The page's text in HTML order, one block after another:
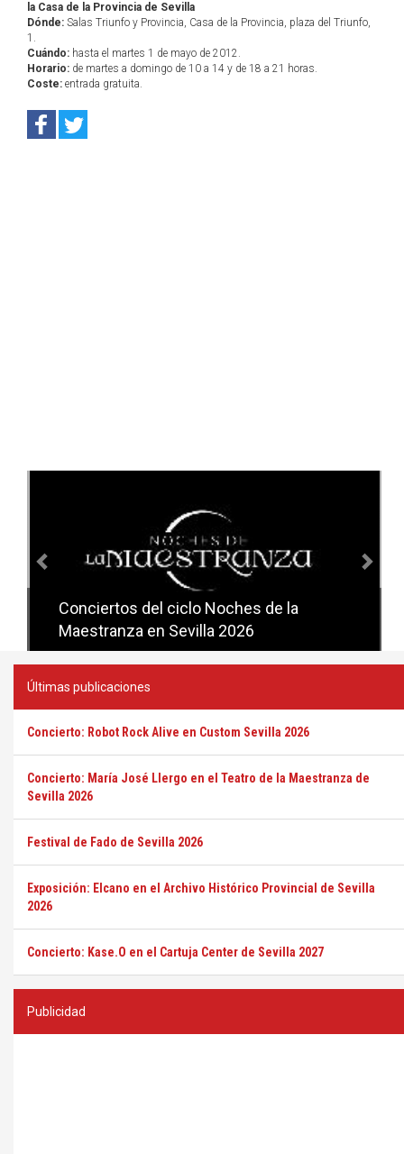
la Casa de la Provincia de Sevilla
Dónde: Salas Triunfo y Provincia, Casa de la Provincia, plaza del Triunfo,
1.
Cuándo: hasta el martes 1 de mayo de 2012.
Horario: de martes a domingo de 10 a 14 y de 18 a 21 horas.
Coste: entrada gratuita.
Conciertos del ciclo Noches de la
Maestranza en Sevilla 2026
Conciertos del ciclo Candlelight en
Sevilla
Últimas publicaciones
Concierto: Robot Rock Alive en Custom Sevilla 2026
Concierto: María José Llergo en el Teatro de la Maestranza de
Sevilla 2026
Festival de Fado de Sevilla 2026
Exposición: Elcano en el Archivo Histórico Provincial de Sevilla
2026
Concierto: Kase.O en el Cartuja Center de Sevilla 2027
Publicidad